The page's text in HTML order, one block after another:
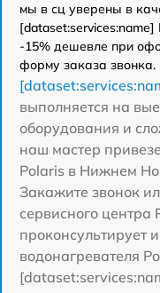
мы в сц уверены в
[dataset:services:name]
-15% дешевле при
форму заказа звонка.
выполняется на
оборудования и
наш мастер
Polaris в Нижнем
Закажите звонок
сервисного
проконсультирует
водонагревателя